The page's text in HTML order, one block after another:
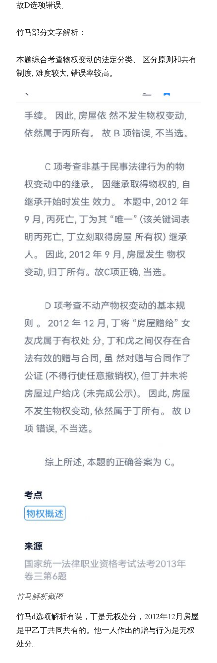
故D选项错误。
竹马部分文字解析：
本题综合考查物权变动的法定分类、 区分原则和共有
制度, 难度较大, 错误率较高。
竹马解析截图
竹马d选项解析有误，丁是无权处分，2012年12月房屋
是甲乙丁共同共有的。他一人作出的赠与行为是无权
处分。